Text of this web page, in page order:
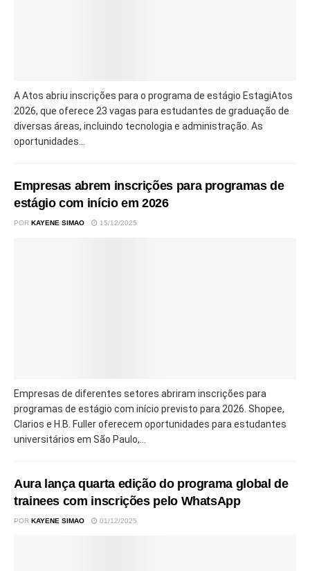
A Atos abriu inscrições para o programa de estágio EstagiAtos
2026, que oferece 23 vagas para estudantes de graduação de
diversas áreas, incluindo tecnologia e administração. As
oportunidades...
Empresas abrem inscrições para programas de
estágio com início em 2026
POR KAYENE SIMAO 15/12/2025
Empresas de diferentes setores abriram inscrições para
programas de estágio com início previsto para 2026. Shopee,
Clarios e H.B. Fuller oferecem oportunidades para estudantes
universitários em São Paulo,...
Aura lança quarta edição do programa global de
trainees com inscrições pelo WhatsApp
POR KAYENE SIMAO 01/12/2025